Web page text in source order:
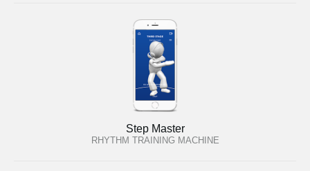
Step Master
RHYTHM TRAINING MACHINE